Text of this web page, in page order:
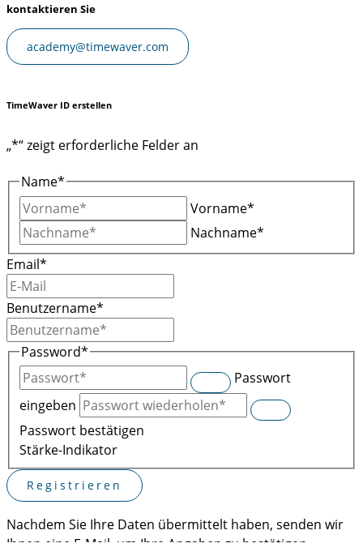
kontaktieren Sie
academy@timewaver.com
TimeWaver ID erstellen
„*“ zeigt erforderliche Felder an
Name*
Vorname*
Nachname*
Email*
Benutzername*
Password*
Passwort
eingeben
Passwort bestätigen
Stärke-Indikator
Nachdem Sie Ihre Daten übermittelt haben, senden wir
Ihnen eine E-Mail, um Ihre Angaben zu bestätigen.